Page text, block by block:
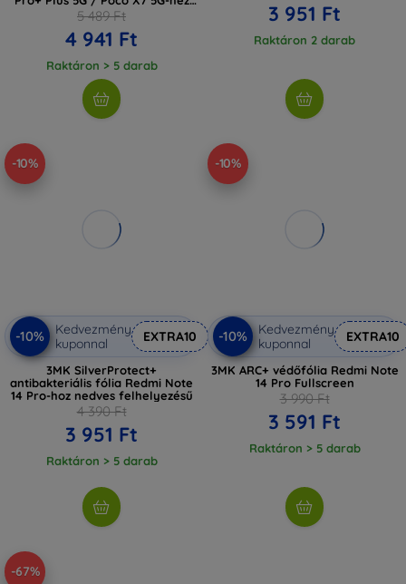
átlátszó (5906302361410)
5 489 Ft
4 941 Ft
Raktáron > 5 darab
3 951 Ft
Raktáron 2 darab
-10%
-10%
Kedvezmény
kuponnal
EXTRA10
3MK SilverProtect+
antibakteriális fólia Redmi Note
14 Pro-hoz nedves felhelyezésű
4 390 Ft
3 951 Ft
Raktáron > 5 darab
-10%
-10%
Kedvezmény
kuponnal
EXTRA10
3MK ARC+ védőfólia Redmi Note
14 Pro Fullscreen
3 990 Ft
3 591 Ft
Raktáron > 5 darab
-67%